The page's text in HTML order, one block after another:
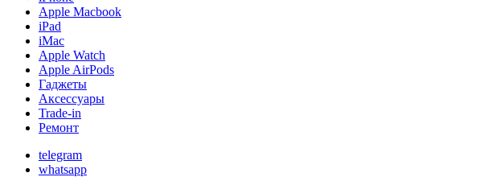
Apple Macbook
iPad
iMac
Apple Watch
Apple AirPods
Гаджеты
Аксессуары
Trade-in
Ремонт
telegram
whatsapp